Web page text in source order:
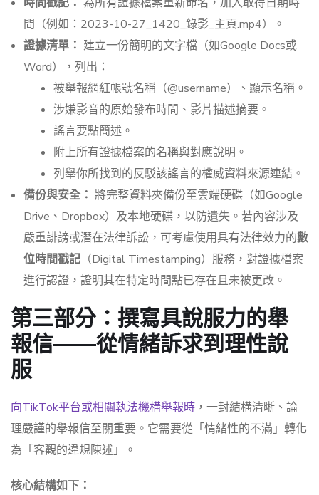
間（例如：2023-10-27_1420_錄影_主頁.mp4）。
證據清單： 建立一份簡明的文字檔（如Google Docs或
Word），列出：
被舉報網紅帳號名稱（@username）、顯示名稱。
涉嫌影音的原始發布時間、影片描述摘要。
謠言要點簡述。
附上所有證據檔案的名稱與對應說明。
列舉你所找到的反駁該謠言的權威資料來源連結。
備份與安全： 將完整資料夾備份至雲端硬碟（如Google
Drive、Dropbox）及本地硬碟，以防遺失。若內容涉及
嚴重誹謗或潛在法律訴訟，可考慮使用具有法律效力的數
位時間戳記 （Digital Timestamping）服務，對證據檔案
進行認證，證明其在特定時間點已存在且未被更改。
第三部分：撰寫具說服力的舉
報信——從情緒訴求到理性說
服
向TikTok平台或相關執法機構舉報時 ，一封結構清晰、論
理嚴謹的舉報信至關重要。它需要從「情緒性的不滿」轉化
為「客觀的違規陳述」。
核心結構如下：